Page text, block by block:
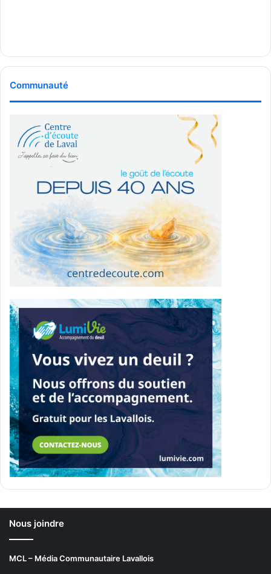
Communauté
Nous joindre
MCL – Média Communautaire Lavallois